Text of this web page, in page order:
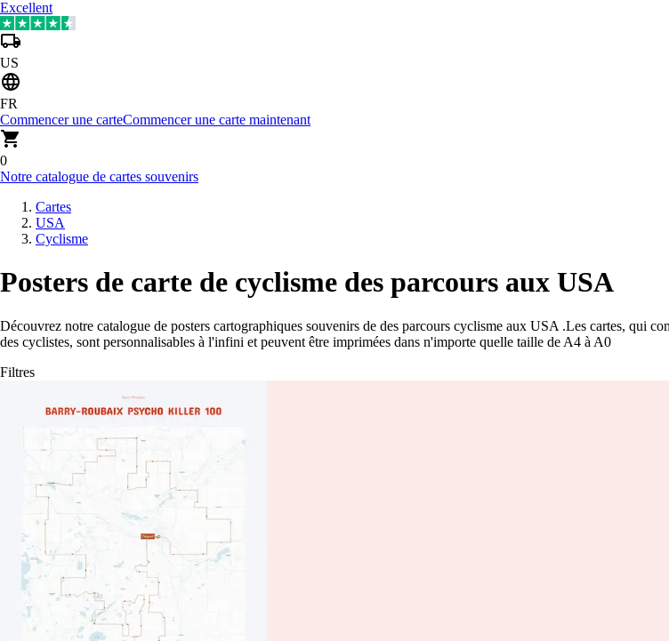
Excellent
US
FR
Commencer une carteCommencer une carte maintenant
0
Notre catalogue de cartes souvenirs
Cartes
USA
Cyclisme
Posters de carte de cyclisme des parcours aux USA
Découvrez notre catalogue de posters cartographiques souvenirs de des parcours cyclisme aux USA .Les cartes, qui
des cyclistes, sont personnalisables à l'infini et peuvent être imprimées dans n'importe quelle taille de A4 à A0
Filtres